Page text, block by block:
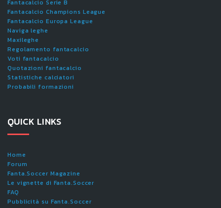
Fantacalcio Serie B
Fantacalcio Champions League
Fantacalcio Europa League
Naviga leghe
Maxileghe
Regolamento fantacalcio
Voti fantacalcio
Quotazioni fantacalcio
Statistiche calciatori
Probabili formazioni
QUICK LINKS
Home
Forum
Fanta.Soccer Magazine
Le vignette di Fanta.Soccer
FAQ
Pubblicità su Fanta.Soccer